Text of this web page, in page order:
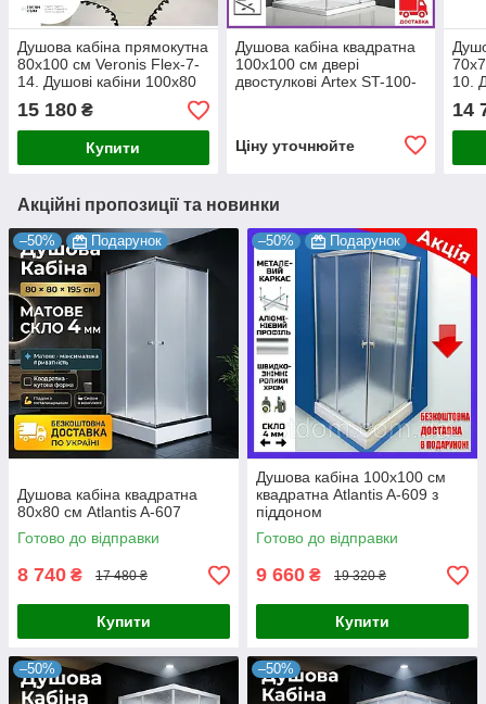
Душова кабіна прямокутна
80х100 см Veronis Flex-7-
14. Душові кабіни 100х80
см
15 180 ₴
Купити
Душова кабіна квадратна
100х100 см двері
двостулкові Artex ST-100-
Ціну уточнюйте
10.
см
14
Акційні пропозиції та новинки
–50% Подарунок
Душова кабіна квадратна
80x80 см Atlantis A-607
Готово до відправки
8 740 ₴ 17 480 ₴
Купити
–50% Подарунок
Душова кабіна 100x100 см
квадратна Atlantis A-609 з
піддоном
Готово до відправки
9 660 ₴ 19 320 ₴
Купити
–50% –50%